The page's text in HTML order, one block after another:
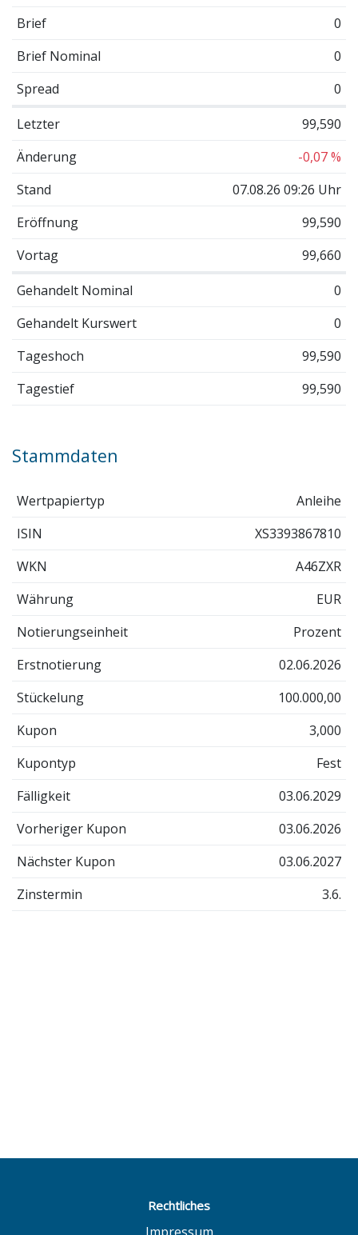
Brief
0
Brief Nominal
0
Spread
0
Letzter
99,590
Änderung
-0,07 %
Stand
07.08.26 09:26 Uhr
Eröffnung
99,590
Vortag
99,660
Gehandelt Nominal
0
Gehandelt Kurswert
0
Tageshoch
99,590
Tagestief
99,590
Stammdaten
Wertpapiertyp
Anleihe
ISIN
XS3393867810
WKN
A46ZXR
Währung
EUR
Notierungseinheit
Prozent
Erstnotierung
02.06.2026
Stückelung
100.000,00
Kupon
3,000
Kupontyp
Fest
Fälligkeit
03.06.2029
Vorheriger Kupon
03.06.2026
Nächster Kupon
03.06.2027
Zinstermin
3.6.
Rechtliches